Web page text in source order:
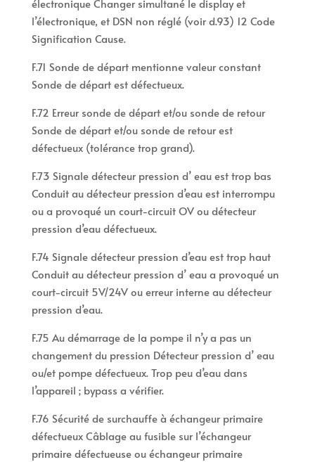
électronique Changer simultané le display et
l’électronique, et DSN non réglé (voir d.93) 12 Code
Signification Cause.
F.71 Sonde de départ mentionne valeur constant
Sonde de départ est défectueux.
F.72 Erreur sonde de départ et/ou sonde de retour
Sonde de départ et/ou sonde de retour est
défectueux (tolérance trop grand).
F.73 Signale détecteur pression d’ eau est trop bas
Conduit au détecteur pression d’eau est interrompu
ou a provoqué un court-circuit OV ou détecteur
pression d’eau défectueux.
F.74 Signale détecteur pression d’eau est trop haut
Conduit au détecteur pression d’ eau a provoqué un
court-circuit 5V/24V ou erreur interne au détecteur
pression d’eau.
F.75 Au démarrage de la pompe il n’y a pas un
changement du pression Détecteur pression d’ eau
ou/et pompe défectueux. Trop peu d’eau dans
l’appareil ; bypass a vérifier.
F.76 Sécurité de surchauffe à échangeur primaire
défectueux Câblage au fusible sur l’échangeur
primaire défectueuse ou échangeur primaire